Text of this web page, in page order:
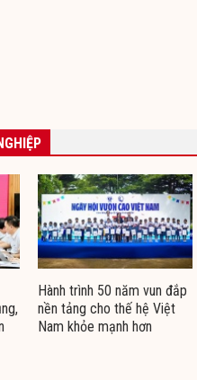
Hành trình 50 năm vun đắp
nền tảng cho thế hệ Việt
Nam khỏe mạnh hơn